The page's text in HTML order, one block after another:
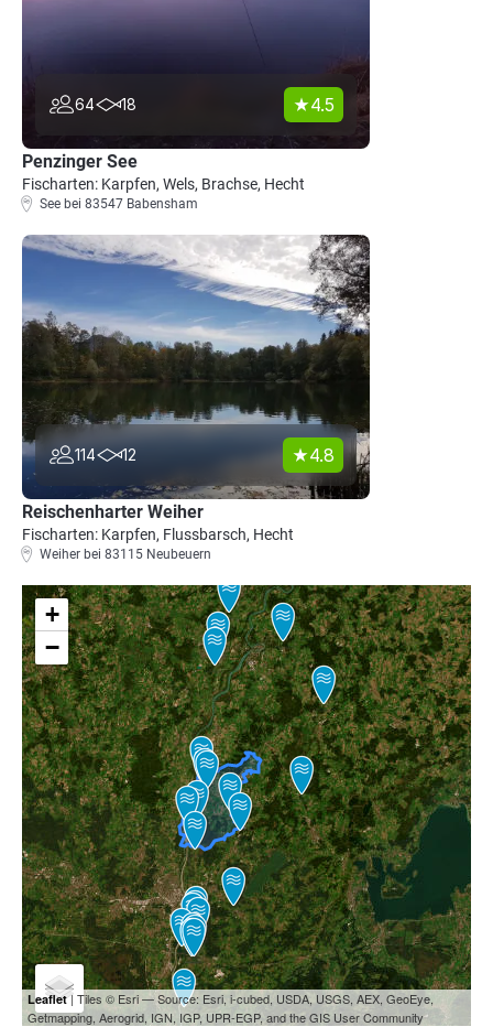
64 18 4.5
Penzinger See
Fischarten: Karpfen, Wels, Brachse, Hecht
See bei 83547 Babensham
114 12 4.8
Reischenharter Weiher
Fischarten: Karpfen, Flussbarsch, Hecht
Weiher bei 83115 Neubeuern
+
−
Leaflet| Tiles © Esri — Source: Esri, i-cubed, USDA, USGS, AEX, GeoEye,
Getmapping, Aerogrid, IGN, IGP, UPR-EGP, and the GIS User Community